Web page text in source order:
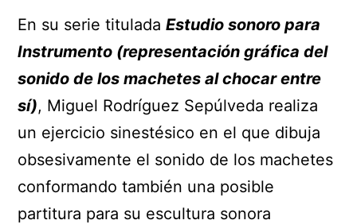
En su serie tituladaEstudio sonoro para
Instrumento (representación gráfica del
sonido de los machetes al chocar entre
sí), Miguel Rodríguez Sepúlveda realiza
un ejercicio sinestésico en el que dibuja
obsesivamente el sonido de los machetes
conformando también una posible
partitura para su escultura sonora